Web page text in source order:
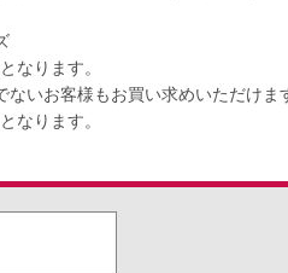
なります。
ないお客様もお買い求めいただけま
なります。